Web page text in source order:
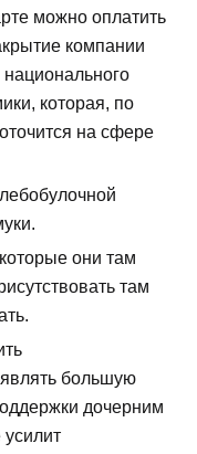
можно оплатить
компании
которая, по
на сфере
они там
там
большую
дочерним